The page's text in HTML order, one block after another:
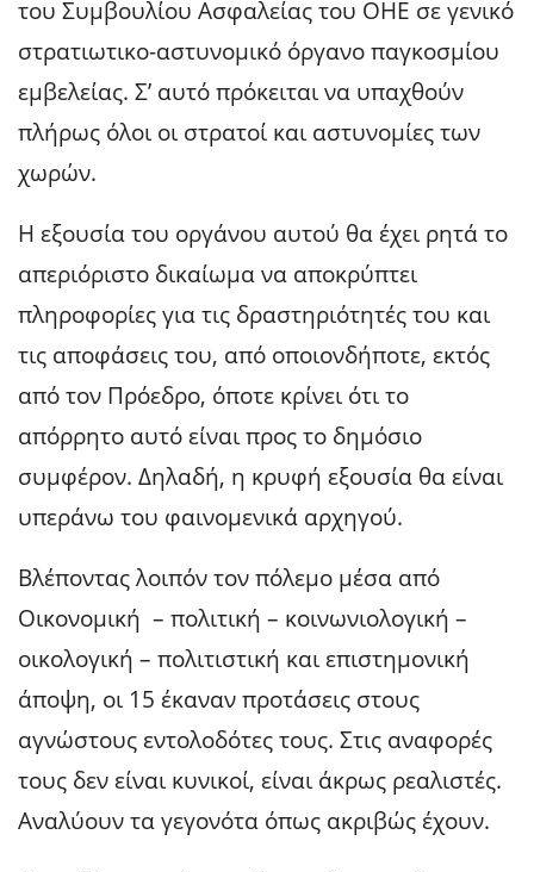
του Συμβουλίου Ασφαλείας του ΟΗΕ σε γενικό
στρατιωτικο-αστυνομικό όργανο παγκοσμίου
εμβελείας. Σ’ αυτό πρόκειται να υπαχθούν
πλήρως όλοι οι στρατοί και αστυνομίες των
χωρών.
Η εξουσία του οργάνου αυτού θα έχει ρητά το
απεριόριστο δικαίωμα να αποκρύπτει
πληροφορίες για τις δραστηριότητές του και
τις αποφάσεις του, από οποιονδήποτε, εκτός
από τον Πρόεδρο, όποτε κρίνει ότι το
απόρρητο αυτό είναι προς το δημόσιο
συμφέρον. Δηλαδή, η κρυφή εξουσία θα είναι
υπεράνω του φαινομενικά αρχηγού.
Βλέποντας λοιπόν τον πόλεμο μέσα από
Οικονομική – πολιτική – κοινωνιολογική –
οικολογική – πολιτιστική και επιστημονική
άποψη, οι 15 έκαναν προτάσεις στους
αγνώστους εντολοδότες τους. Στις αναφορές
τους δεν είναι κυνικοί, είναι άκρως ρεαλιστές.
Αναλύουν τα γεγονότα όπως ακριβώς έχουν.